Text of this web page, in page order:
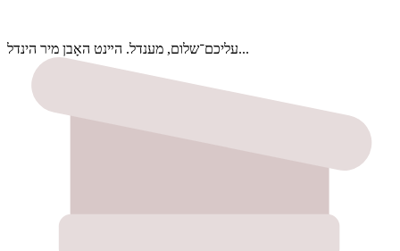
עליכם־שלום, מענדל. הײנט האָבן מיר הינדל...